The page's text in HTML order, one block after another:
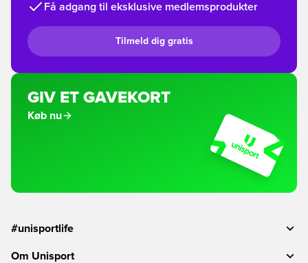
Få adgang til eksklusive medlemsprodukter
Tilmeld dig gratis
GIV ET GAVEKORT
Køb nu
#unisportlife
Om Unisport